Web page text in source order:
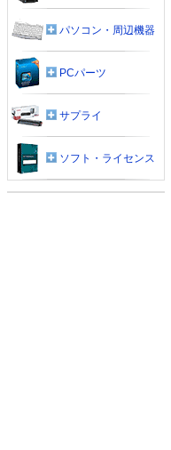
パソコン・周辺機器
PCパーツ
サプライ
ソフト・ライセンス